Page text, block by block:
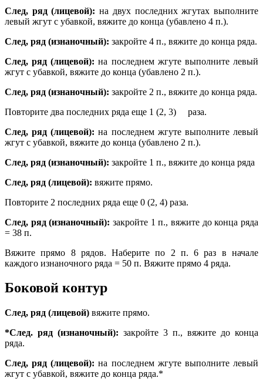
След, ряд (лицевой): на двух последних жгутах выполните
левый жгут с убавкой, вяжите до конца (убавлено 4 п.).
След, ряд (изнаночный): закройте 4 п., вяжите до конца ряда.
След, ряд (лицевой): на последнем жгуте выполните левый
жгут с убавкой, вяжите до конца (убавлено 2 п.).
След, ряд (изнаночный): закройте 2 п., вяжите до конца ряда.
Повторите два последних ряда еще 1 (2, 3) раза.
След, ряд (лицевой): на последнем жгуте выполните левый
жгут с убавкой, вяжите до конца (убавлено 2 п.).
След, ряд (изнаночный): закройте 1 п., вяжите до конца ряда
След, ряд (лицевой): вяжите прямо.
Повторите 2 последних ряда еще 0 (2, 4) раза.
След, ряд (изнаночный): закройте 1 п., вяжите до конца ряда
= 38 п.
Вяжите прямо 8 рядов. Наберите по 2 п. 6 раз в начале
каждого изнаночного ряда = 50 п. Вяжите прямо 4 ряда.
Боковой контур
След, ряд (лицевой) вяжите прямо.
*След. ряд (изнаночный): закройте 3 п., вяжите до конца
ряда.
След, ряд (лицевой): на последнем жгуте выполните левый
жгут с убавкой, вяжите до конца ряда.*